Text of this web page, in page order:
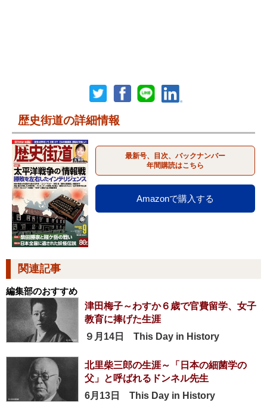
歴史街道の詳細情報
最新号、目次、バックナンバー
年間購読はこちら
Amazonで購入する
関連記事
編集部のおすすめ
津田梅子～わすか６歳で官費留学、女子
教育に捧げた生涯
９月14日 This Day in History
北里柴三郎の生涯～「日本の細菌学の
父」と呼ばれるドンネル先生
6月13日 This Day in History